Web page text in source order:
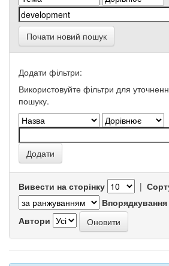
Почати новий пошук
Додати фільтри:
Використовуйте фільтри для
пошуку.
Вивести на сторінку |
Впорядкування
Автори